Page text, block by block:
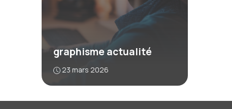
graphisme actualité
23 mars 2026